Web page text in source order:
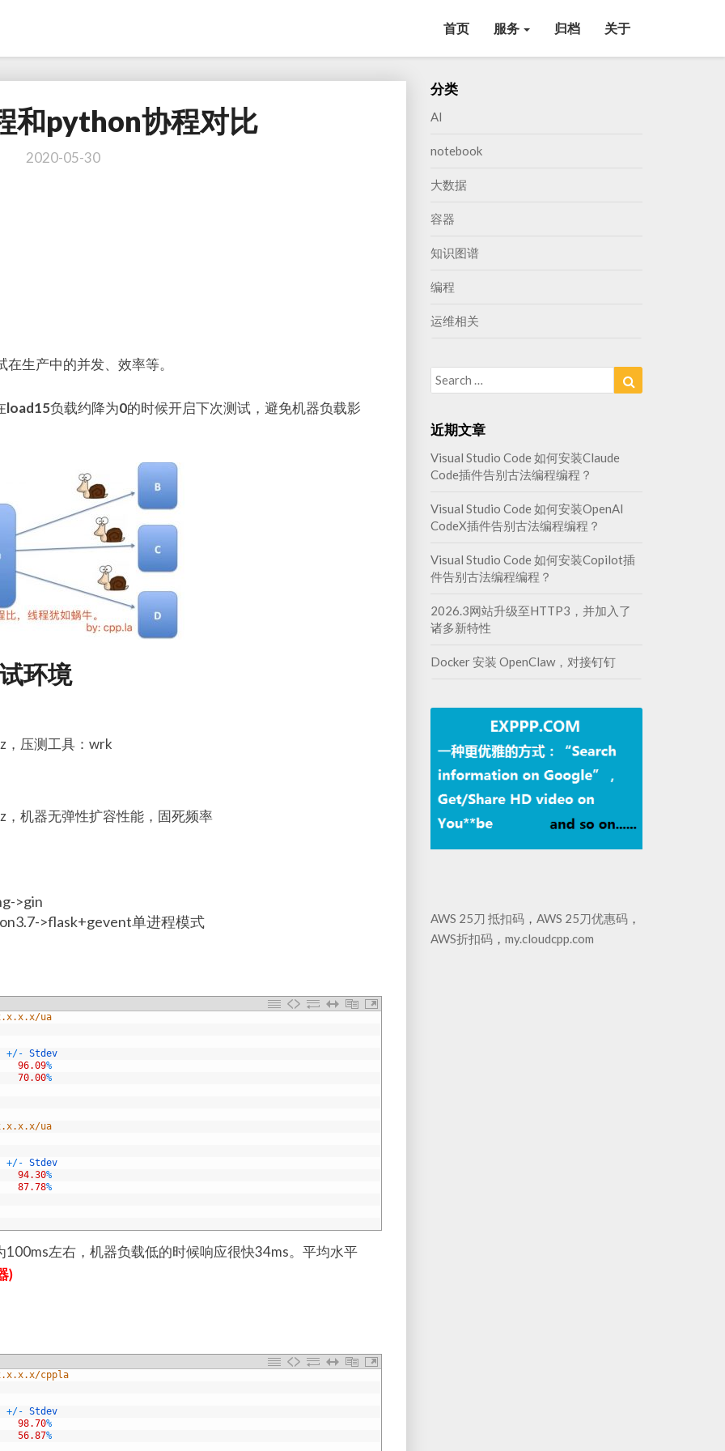
首页 服务 归档 关于
golang
协
程
和python协程对比
2020-05-30
生产中的并发、效率等。
load15负载约降为0的时候开启下次测试，避免机器负载影
环境
，压测工具：wrk
，机器无弹性扩容性能，固死频率
>gin
>flask+gevent单进程模式
ua
+/- Stdev
96.09%
70.00%
ua
+/- Stdev
94.30%
87.78%
左右，机器负载低的时候响应很快34ms。平均水平
)
cppla
+/- Stdev
98.70%
56.87%
分类
AI
notebook
大数据
容器
知识图谱
编程
运维相关
Search
for:
近期文章
Visual Studio Code 如何安装Claude
Code插件告别古法编程编程？
Visual Studio Code 如何安装OpenAI
CodeX插件告别古法编程编程？
Visual Studio Code 如何安装Copilot插
件告别古法编程编程？
2026.3网站升级至HTTP3，并加入了
诸多新特性
Docker 安装 OpenClaw，对接钉钉
AWS 25刀 抵扣码， AWS 25刀优惠码，
AWS折扣码， my.cloudcpp.com